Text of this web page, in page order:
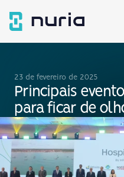
23 de fevereiro de 2025
Principais
para ficar de